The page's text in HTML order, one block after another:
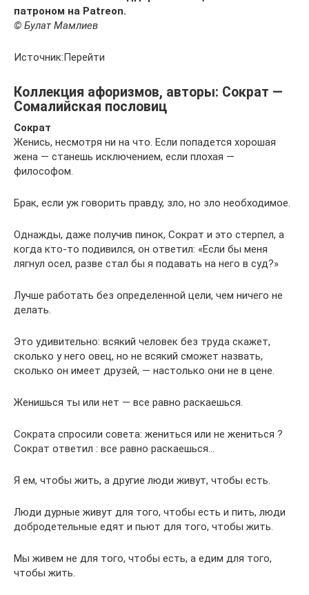
патроном на Patreon.
© Булат Мамлиев
Источник:Перейти
Коллекция афоризмов, авторы: Сократ —
Сомалийская пословиц
Сократ
Женись, несмотря ни на что. Если попадется хорошая
жена — станешь исключением, если плохая —
философом.
Брак, если уж говорить правду, зло, но зло необходимое.
Однажды, даже получив пинок, Сократ и это стерпел, а
когда кто-то подивился, он ответил: «Если бы меня
лягнул осел, разве стал бы я подавать на него в суд?»
Лучше работать без определенной цели, чем ничего не
делать.
Это удивительно: всякий человек без труда скажет,
сколько у него овец, но не всякий сможет назвать,
сколько он имеет друзей, — настолько они не в цене.
Женишься ты или нет — все равно раскаешься.
Сократа спросили совета: жениться или не жениться ?
Сократ ответил : все равно раскаешься…
Я ем, чтобы жить, а другие люди живут, чтобы есть.
Люди дурные живут для того, чтобы есть и пить, люди
добродетельные едят и пьют для того, чтобы жить.
Мы живем не для того, чтобы есть, а едим для того,
чтобы жить.